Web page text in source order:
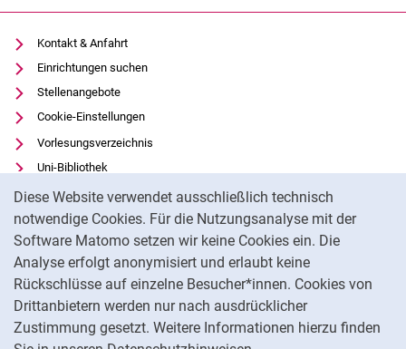
Diese Website verwendet ausschließlich technisch
notwendige Cookies. Für die Nutzungsanalyse mit der
Software Matomo setzen wir keine Cookies ein. Die
Analyse erfolgt anonymisiert und erlaubt keine
Rückschlüsse auf einzelne Besucher*innen. Cookies von
Drittanbietern werden nur nach ausdrücklicher
Zustimmung gesetzt. Weitere Informationen hierzu finden
Kontakt & Anfahrt
Einrichtungen suchen
Stellenangebote
Cookie-Einstellungen
Vorlesungsverzeichnis
Uni-Bibliothek
Moodle
Panopto
Datenschutz
Barrierefreiheit
Transparenter KI-Einsatz
Impressum